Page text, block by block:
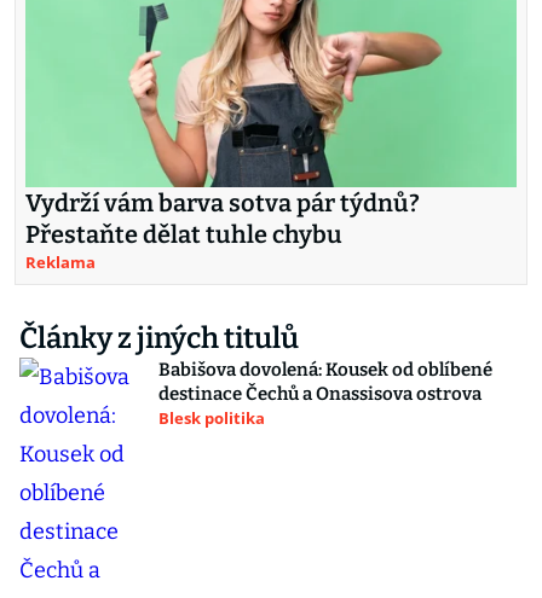
Vydrží vám barva sotva pár týdnů?
Přestaňte dělat tuhle chybu
Reklama
Články z jiných titulů
Babišova dovolená: Kousek od oblíbené
destinace Čechů a Onassisova ostrova
Blesk politika